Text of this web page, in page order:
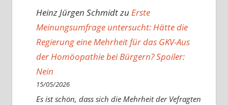
Heinz Jürgen SchmidtzuErste
Meinungsumfrage untersucht: Hätte die
Regierung eine Mehrheit für das GKV-Aus
der Homöopathie bei Bürgern? Spoiler:
Nein
15/05/2026
Es ist schön, dass sich die Mehrheit der Vefragten